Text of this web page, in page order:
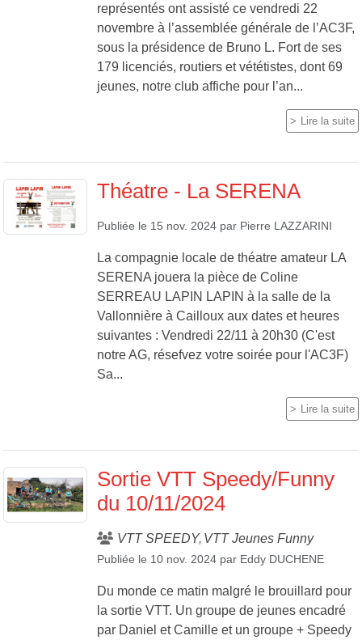
représentés ont assisté ce vendredi 22
novembre à l’assemblée générale de l’AC3F,
sous la présidence de Bruno L. Fort de ses
179 licenciés, routiers et vététistes, dont 69
jeunes, notre club affiche pour l’an...
Lire la suite
Théatre - La SERENA
Publiée le 15 nov. 2024 par Pierre LAZZARINI
La compagnie locale de théatre amateur LA
SERENA jouera la pièce de Coline
SERREAU LAPIN LAPIN à la salle de la
Vallonnière à Cailloux aux dates et heures
suivantes : Vendredi 22/11 à 20h30 (C'est
notre AG, résefvez votre soirée pour l'AC3F)
Sa...
Lire la suite
Sortie VTT Speedy/Funny
du 10/11/2024
VTT SPEEDY VTT Jeunes Funny
Publiée le 10 nov. 2024 par Eddy DUCHENE
Du monde ce matin malgré le brouillard pour
la sortie VTT. Un groupe de jeunes encadré
par Daniel et Camille et un groupe + Speedy